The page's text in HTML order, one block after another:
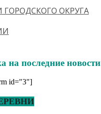
ГОРОДСКОГО ОКРУГА
на последние новости
id="3"]